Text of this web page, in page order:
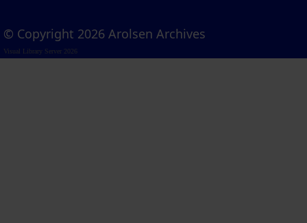
© Copyright 2026 Arolsen Archives
Visual Library Server 2026